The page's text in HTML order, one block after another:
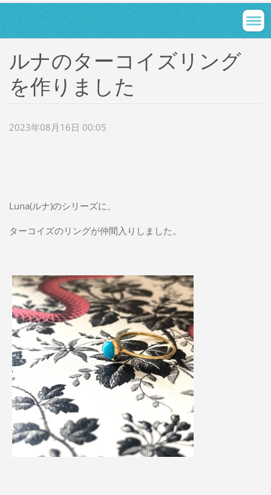
ルナのターコイズリング
を作りました
2023年08月16日 00:05
Luna(ルナ)のシリーズに、
ターコイズのリングが仲間入りしました。